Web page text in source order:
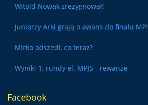
Witold Nowak zrezygnował!
Juniorzy Arki grają o awans do finału MP!
Mirko odszedł, co teraz?
Wyniki 1. rundy el. MPJS - rewanże
Facebook